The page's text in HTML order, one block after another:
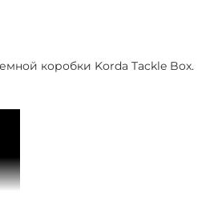
коробки Korda Tackle Box.